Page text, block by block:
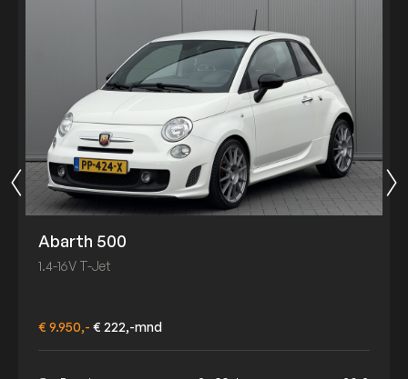
Abarth 500
1.4-16V T-Jet
€ 9.950,- € 222,-mnd